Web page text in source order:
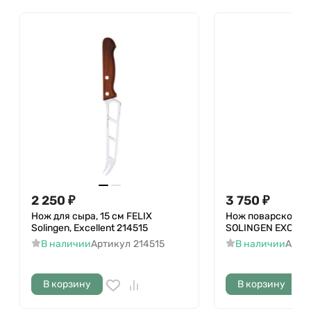
2 250 ₽
Нож для сыра, 15 см FELIX
Solingen, Excellent 214515
В наличииАртикул 214515
В корзину
3 750 ₽
Нож поварской
SOLINGEN
В наличии
В корзину